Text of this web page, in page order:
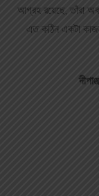
আগ্রহ রয়েছে, তাঁরা
এত কঠিন একটা